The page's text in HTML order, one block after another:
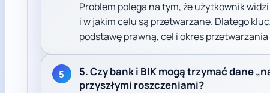
Problem polega na tym, że użytkownik
i w jakim celu są przetwarzane. Dlatego
podstawę prawną, cel i okres
5
5. Czy bank i BIK mogą trzymać dane
przyszłymi roszczeniami?